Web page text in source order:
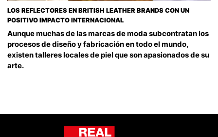
LOS REFLECTORES EN BRITISH LEATHER BRANDS CON UN
POSITIVO IMPACTO INTERNACIONAL
Aunque muchas de las marcas de moda subcontratan los
procesos de diseño y fabricación en todo el mundo,
existen talleres locales de piel que son apasionados de su
arte.